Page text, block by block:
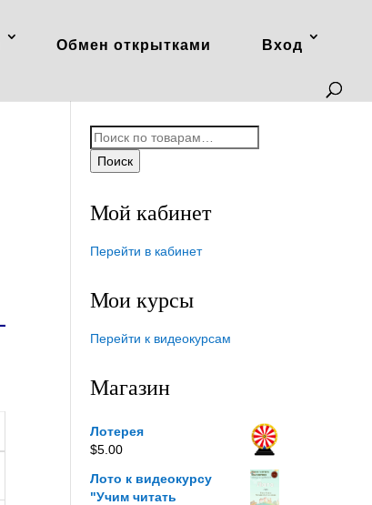
Обмен открытками Вход
Искать:
Поиск
Мой кабинет
Перейти в кабинет
Мои курсы
Перейти к видеокурсам
Магазин
Лотерея
$5.00
Лото к видеокурсу
"Учим читать